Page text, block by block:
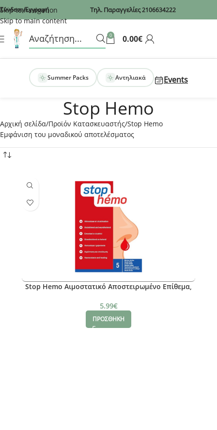
Recaptcha
Skip to navigation
Skip to main content
Σύνδεση/Εγγραφή Τηλ. Παραγγελίες2106634222
0 0.00€
Summer Packs Αντηλιακά Events
Stop Hemo
Αρχική σελίδα Προϊόν Κατασκευαστής Stop Hemo
Εμφάνιση του μοναδικού αποτελέσματος
Stop Hemo Αιμοστατικό Αποστειρωμένο Επίθεμα,
5.99€
ΠΡΟΣΘΗΚΗ